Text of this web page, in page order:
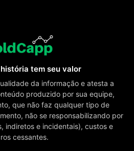
tem seu valor
da informação e atesta a
produzido por sua equipe,
que não faz qualquer tipo de
não se responsabilizando por
indiretos e incidentais), custos e
cessantes.